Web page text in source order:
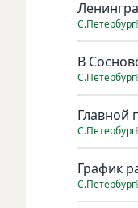
С.Петербург
В
С.Петербург
Главной
С.Петербург
График
С.Петербург